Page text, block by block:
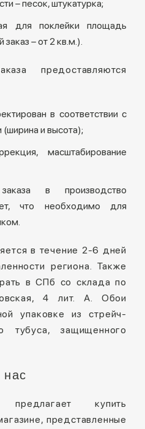
– песок, штукатурка;
для поклейки площадь
– от 2 кв.м.).
предоставляются
в соответствии с
и высота);
масштабирование
в производство
что необходимо для
в течение 2-6 дней
региона. Также
в СПб со склада по
4 лит. А. Обои
упаковке из стрейч-
тубуса, защищенного
купить
представленные